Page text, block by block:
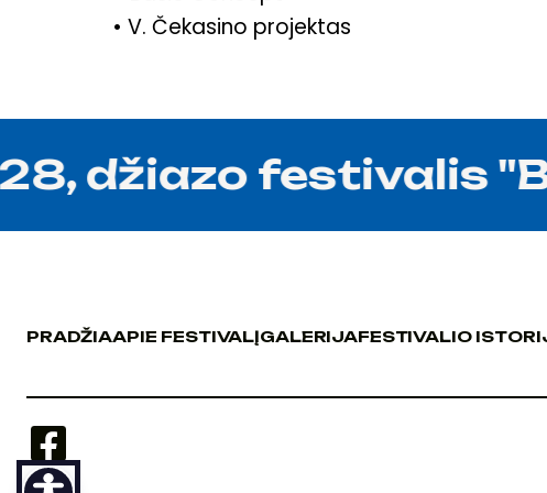
• V. Čekasino projektas
džiazo festivalis
PRADŽIAAPIE FESTIVALĮGALERIJAFESTIVALIO